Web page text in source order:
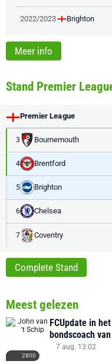
2022/2023 Brighton
Meer info
Stand Premier
Premier League
3 Bournemouth
4 Brentford
5 Brighton
6 Chelsea
7 Coventry
Complete Stand
Meest gelezen
2800
FCUpdate in
bondscoach
7 aug. 13:02